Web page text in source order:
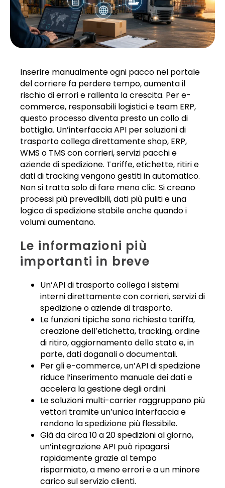
Inserire manualmente ogni pacco nel portale
del corriere fa perdere tempo, aumenta il
rischio di errori e rallenta la crescita. Per e-
commerce, responsabili logistici e team ERP,
questo processo diventa presto un collo di
bottiglia. Un’interfaccia API per soluzioni di
trasporto collega direttamente shop, ERP,
WMS o TMS con corrieri, servizi pacchi e
aziende di spedizione. Tariffe, etichette, ritiri e
dati di tracking vengono gestiti in automatico.
Non si tratta solo di fare meno clic. Si creano
processi più prevedibili, dati più puliti e una
logica di spedizione stabile anche quando i
volumi aumentano.
Le informazioni più
importanti in breve
Un’API di trasporto collega i sistemi
interni direttamente con corrieri, servizi di
spedizione o aziende di trasporto.
Le funzioni tipiche sono richiesta tariffa,
creazione dell’etichetta, tracking, ordine
di ritiro, aggiornamento dello stato e, in
parte, dati doganali o documentali.
Per gli e-commerce, un’API di spedizione
riduce l’inserimento manuale dei dati e
accelera la gestione degli ordini.
Le soluzioni multi-carrier raggruppano più
vettori tramite un’unica interfaccia e
rendono la spedizione più flessibile.
Già da circa 10 a 20 spedizioni al giorno,
un’integrazione API può ripagarsi
rapidamente grazie al tempo
risparmiato, a meno errori e a un minore
carico sul servizio clienti.